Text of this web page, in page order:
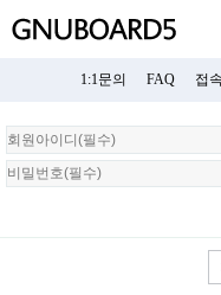
1:1문의 FAQ 접
회
원
로